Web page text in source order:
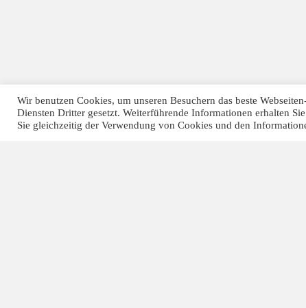
Wir benutzen Cookies, um unseren Besuchern das beste
Diensten Dritter gesetzt. Weiterführende Informationen erhalten
Sie gleichzeitig der Verwendung von Cookies und den